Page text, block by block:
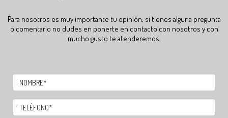
Para nosotros es muy importante tu opinión, si tienes alguna pregunta
o comentario no dudes en ponerte en contacto con nosotros y con
mucho gusto te atenderemos.